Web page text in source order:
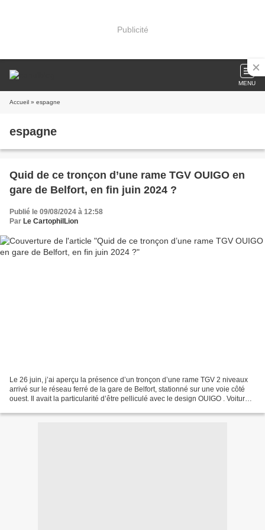
Publicité
MENU
Accueil » espagne
espagne
Quid de ce tronçon d’une rame TGV OUIGO en
gare de Belfort, en fin juin 2024 ?
Publié le 09/08/2024 à 12:58
Par Le CartophilLion
Le 26 juin, j’ai aperçu la présence d’un tronçon d’une rame TGV 2 niveaux
arrivé sur le réseau ferré de la gare de Belfort, stationné sur une voie côté
ouest. Il avait la particularité d’être pelliculé avec le design OUIGO . Voitures